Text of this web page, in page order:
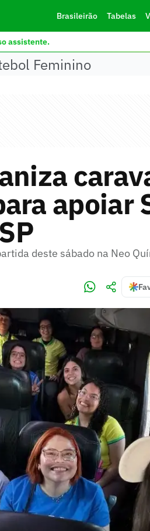
Brasileirão Tabelas
assistente.
Feminino
apoiar
deste sábado na Neo